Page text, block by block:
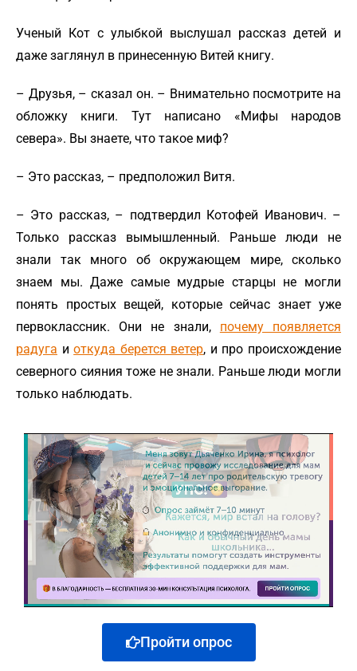
Ученый Кот с улыбкой выслушал рассказ детей и
даже заглянул в принесенную Витей книгу.
– Друзья, – сказал он. – Внимательно посмотрите на
обложку книги. Тут написано «Мифы народов
севера». Вы знаете, что такое миф?
– Это рассказ, – предположил Витя.
– Это рассказ, – подтвердил Котофей Иванович. –
Только рассказ вымышленный. Раньше люди не
знали так много об окружающем мире, сколько
знаем мы. Даже самые мудрые старцы не могли
понять простых вещей, которые сейчас знает уже
первоклассник. Они не знали, почему появляется
радуга иоткуда берется ветер, и про происхождение
северного сияния тоже не знали. Раньше люди могли
только наблюдать.
Пройти опрос